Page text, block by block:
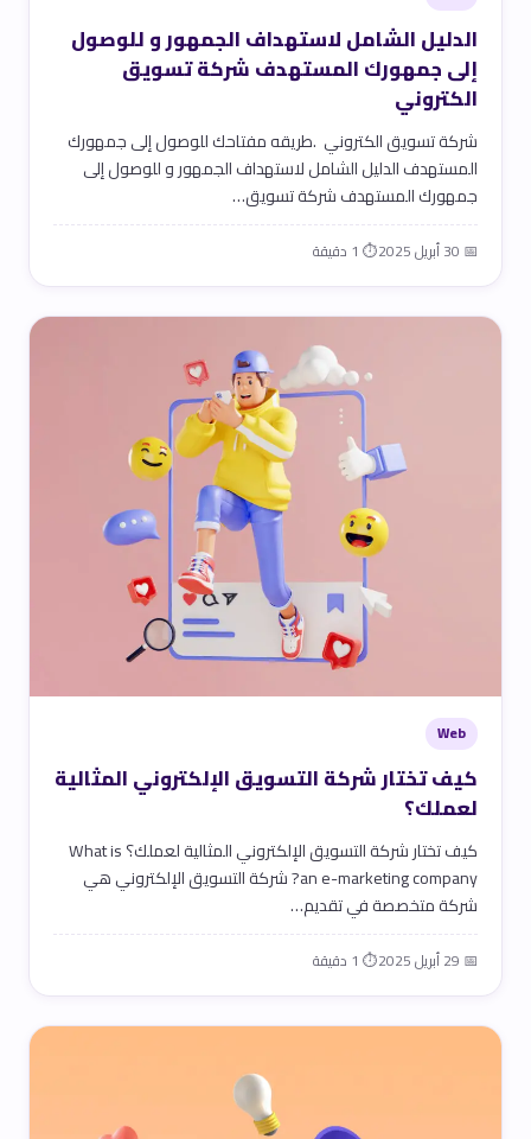
الدليل الشامل لاستهداف الجمهور و للوصول
إلى جمهورك المستهدف شركة تسويق
الكتروني
شركة تسويق الكتروني .طريقه مفتاحك للوصول إلى جمهورك
المستهدف الدليل الشامل لاستهداف الجمهور و للوصول إلى
جمهورك المستهدف شركة تسويق…
📅 30 أبريل 2025 ⏱ 1 دقيقة
Web
كيف تختار شركة التسويق الإلكتروني المثالية
لعملك؟
كيف تختار شركة التسويق الإلكتروني المثالية لعملك؟ What is
an e-marketing company? شركة التسويق الإلكتروني هي
شركة متخصصة في تقديم…
📅 29 أبريل 2025 ⏱ 1 دقيقة